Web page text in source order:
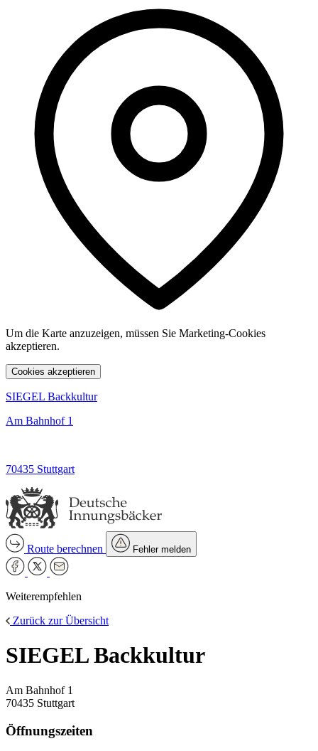
Um die Karte anzuzeigen, müssen Sie Marketing-Cookies
akzeptieren.
Cookies akzeptieren
SIEGEL Backkultur
Am Bahnhof 1
70435 Stuttgart
Route berechnen Fehler melden
Weiterempfehlen
Zurück zur Übersicht
SIEGEL Backkultur
Am Bahnhof 1
70435 Stuttgart
Öffnungszeiten